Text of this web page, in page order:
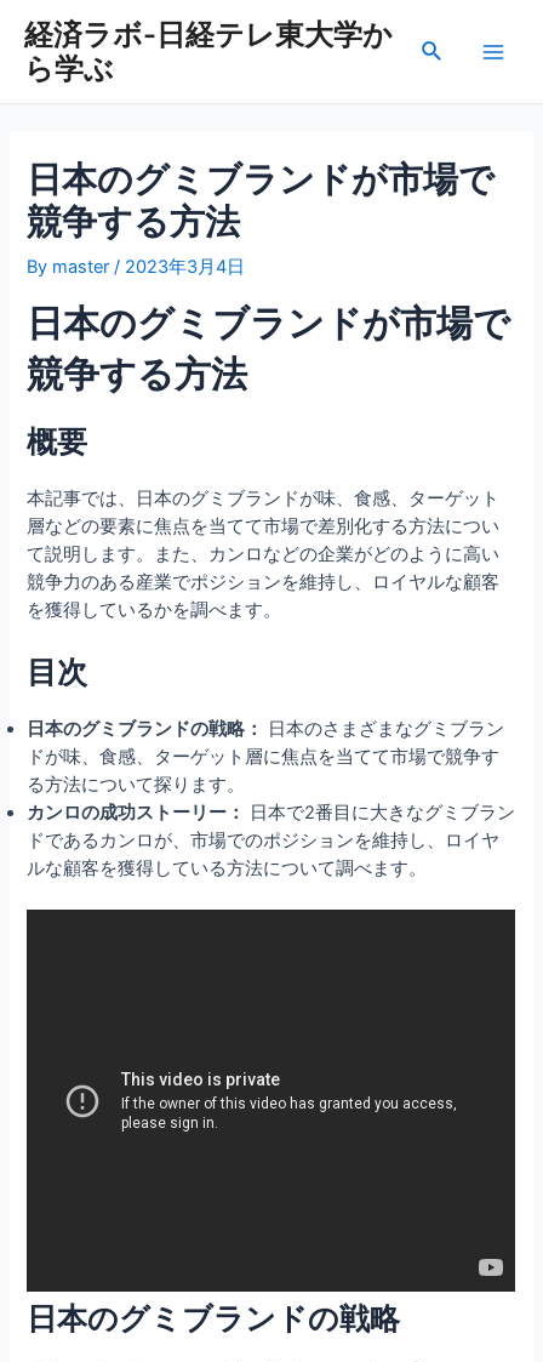
経済ラボ-日経テレ東大学か
ら学ぶ
検
日本のグミブランドが市場で
競争する方法
By master / 2023年3月4日
日本のグミブランドが市場で
競争する方法
概要
本記事では、日本のグミブランドが味、食感、ターゲット
層などの要素に焦点を当てて市場で差別化する方法につい
て説明します。また、カンロなどの企業がどのように高い
競争力のある産業でポジションを維持し、ロイヤルな顧客
を獲得しているかを調べます。
目次
日本のグミブランドの戦略：
日本のさまざまなグミブラン
ドが味、食感、ターゲット層に焦点を当てて市場で競争す
る方法について探ります。
カンロの成功ストーリー：
日本で2番目に大きなグミブラン
ドであるカンロが、市場でのポジションを維持し、ロイヤ
ルな顧客を獲得している方法について調べます。
日本のグミブランドの戦略